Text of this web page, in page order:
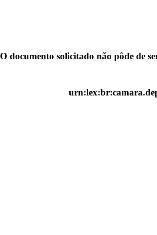
O documento solicitado não pôde de